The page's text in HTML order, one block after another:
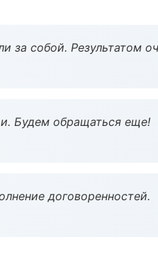
за собой. Результатом
Будем обращаться еще!
договоренностей.